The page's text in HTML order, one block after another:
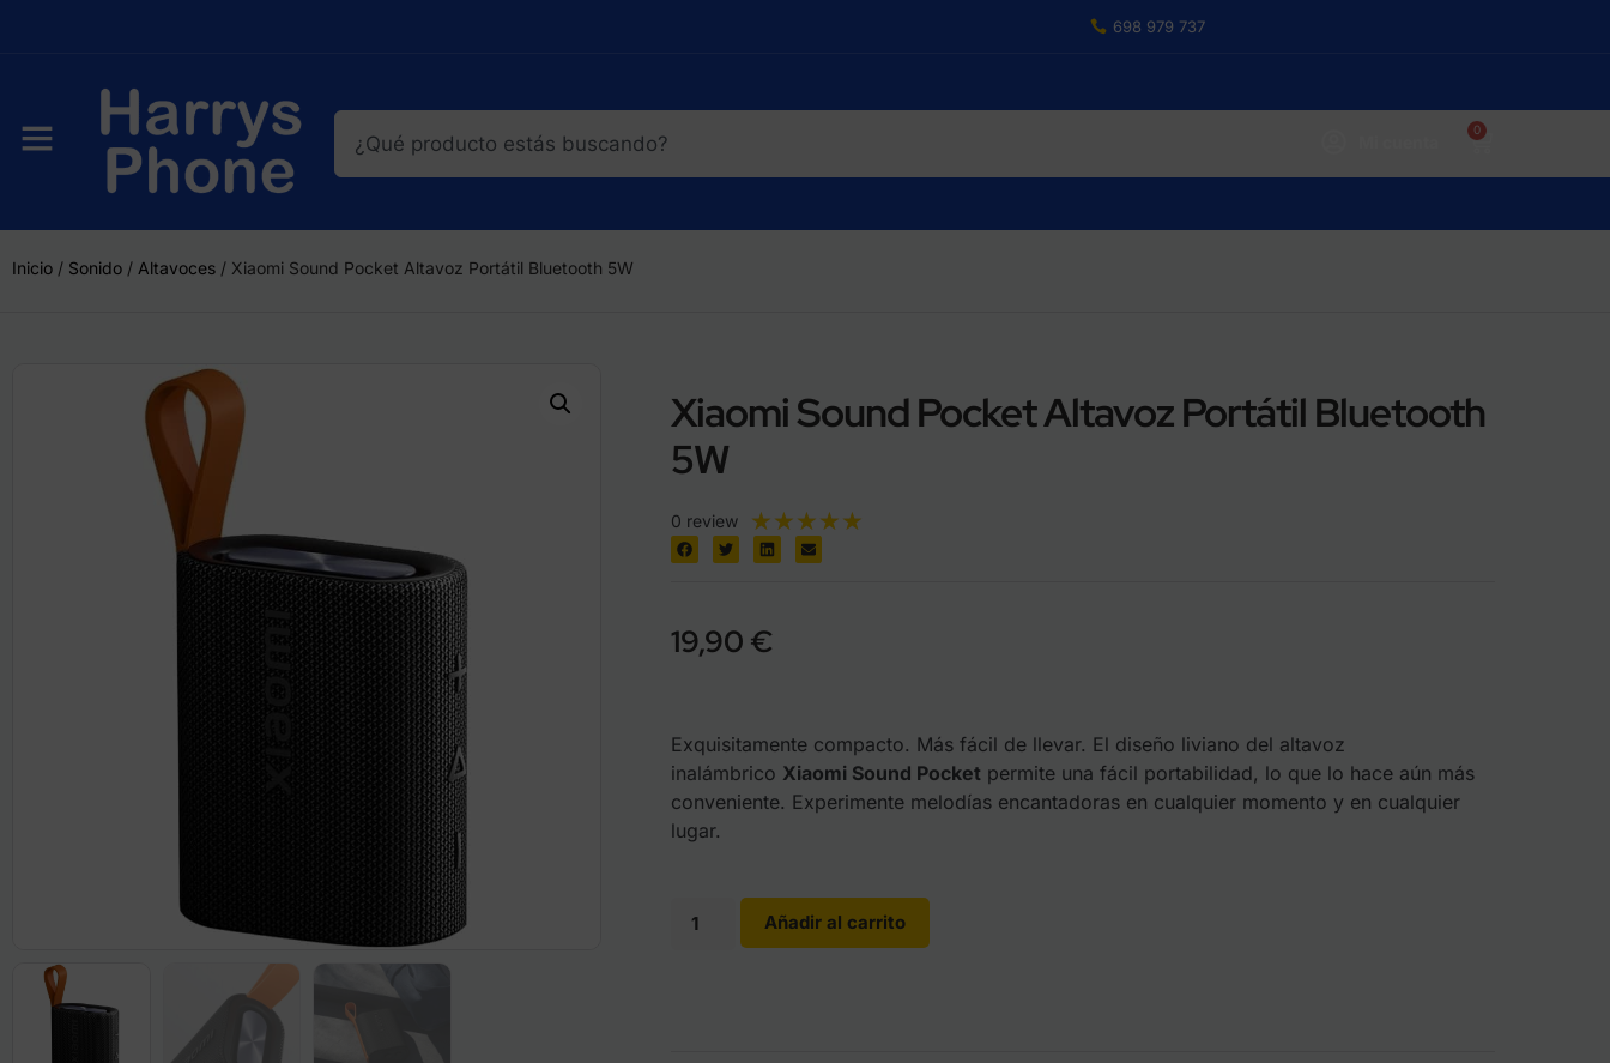
698 979 737
0
Inicio / Sonido / Altavoces / Xiaomi Sound Pocket Altavoz Portátil Bluetooth 5W
Xiaomi Sound Pocket Altavoz Portátil Bluetooth
5W
0 review ★★★★★
19,90 €
Exquisitamente compacto. Más fácil de llevar. El diseño liviano del altavoz
inalámbrico Xiaomi Sound Pocket permite una fácil portabilidad, lo que lo hace aún más
conveniente. Experimente melodías encantadoras en cualquier momento y en cualquier
lugar.
Añadir al carrito